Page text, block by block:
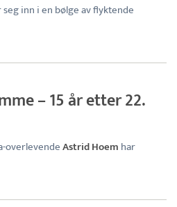
seg inn i en bølge av flyktende
– 15 år etter 22.
overlevendeAstrid Hoem har